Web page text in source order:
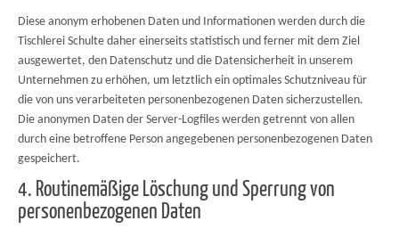
Diese anonym erhobenen Daten und Informationen werden durch die
Tischlerei Schulte daher einerseits statistisch und ferner mit dem Ziel
ausgewertet, den Datenschutz und die Datensicherheit in unserem
Unternehmen zu erhöhen, um letztlich ein optimales Schutzniveau für
die von uns verarbeiteten personenbezogenen Daten sicherzustellen.
Die anonymen Daten der Server-Logfiles werden getrennt von allen
durch eine betroffene Person angegebenen personenbezogenen Daten
gespeichert.
4. Routinemäßige Löschung und Sperrung von
personenbezogenen Daten